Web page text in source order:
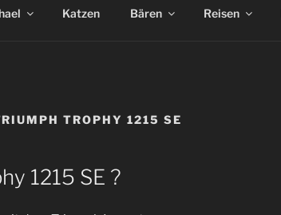
Katzen Bären Reisen
TROPHY 1215 SE
1215 SE ?